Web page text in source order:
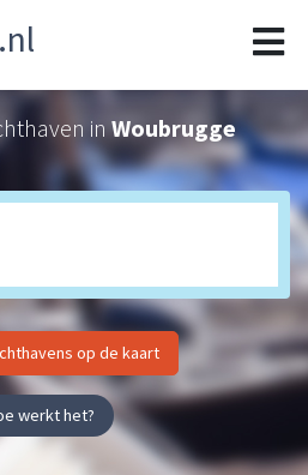
inWoubrugge
op de kaart
werkt het?